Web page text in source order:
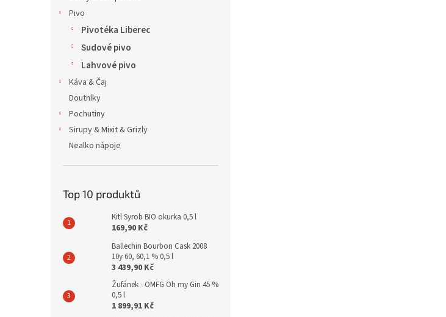
Pivo
Pivotéka Liberec
Sudové pivo
Lahvové pivo
Káva & Čaj
Doutníky
Pochutiny
Sirupy & Mixit & Grizly
Nealko nápoje
Top 10 produktů
Kitl Syrob BIO okurka 0,5 l
169,90 Kč
Ballechin Bourbon Cask 2008
10y 60, 60,1 % 0,5 l
3 439,90 Kč
Žufánek - OMFG Oh my Gin 45 %
0,5 l
1 899,91 Kč